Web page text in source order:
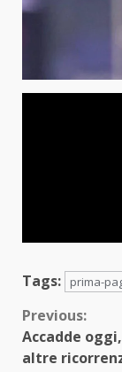
Tags: prima-
Continue
Reading
Previous:
Accadde
altre